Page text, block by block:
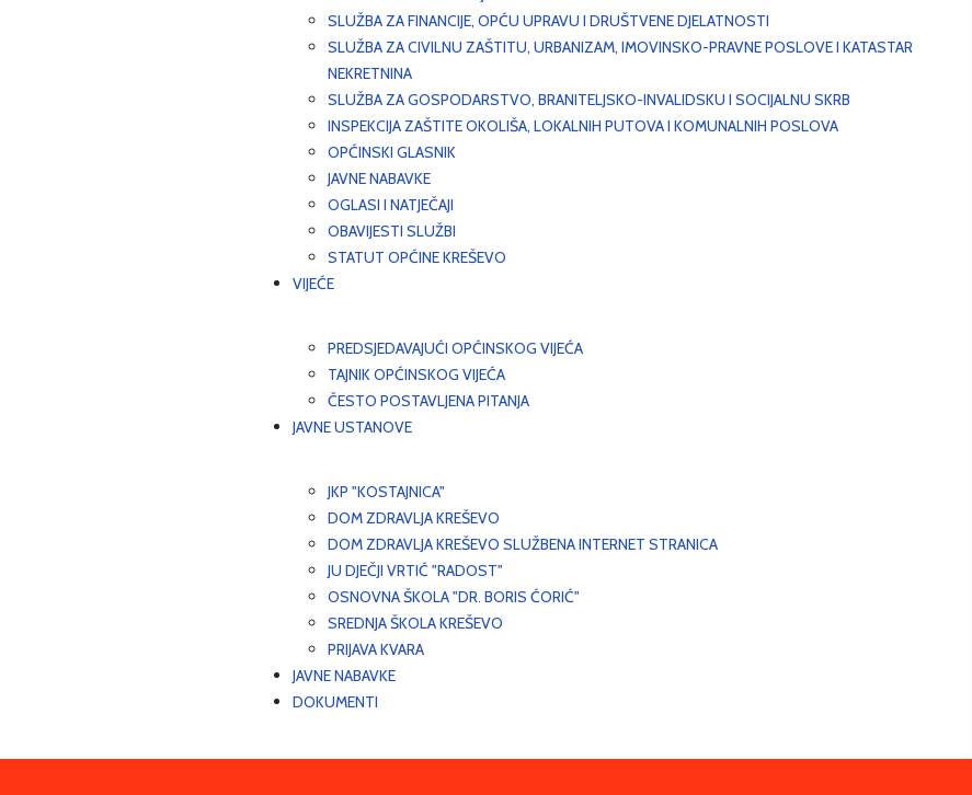
SLUŽBA ZA FINANCIJE, OPĆU UPRAVU I DRUŠTVENE DJELATNOSTI
SLUŽBA ZA CIVILNU ZAŠTITU, URBANIZAM, IMOVINSKO-PRAVNE POSLOVE I KATASTAR
NEKRETNINA
SLUŽBA ZA GOSPODARSTVO, BRANITELJSKO-INVALIDSKU I SOCIJALNU SKRB
INSPEKCIJA ZAŠTITE OKOLIŠA, LOKALNIH PUTOVA I KOMUNALNIH POSLOVA
OPĆINSKI GLASNIK
JAVNE NABAVKE
OGLASI I NATJEČAJI
OBAVIJESTI SLUŽBI
STATUT OPĆINE KREŠEVO
VIJEĆE
PREDSJEDAVAJUĆI OPĆINSKOG VIJEĆA
TAJNIK OPĆINSKOG VIJEĆA
ČESTO POSTAVLJENA PITANJA
JAVNE USTANOVE
JKP "KOSTAJNICA"
DOM ZDRAVLJA KREŠEVO
DOM ZDRAVLJA KREŠEVO SLUŽBENA INTERNET STRANICA
JU DJEČJI VRTIĆ "RADOST"
OSNOVNA ŠKOLA "DR. BORIS ĆORIĆ"
SREDNJA ŠKOLA KREŠEVO
PRIJAVA KVARA
JAVNE NABAVKE
DOKUMENTI